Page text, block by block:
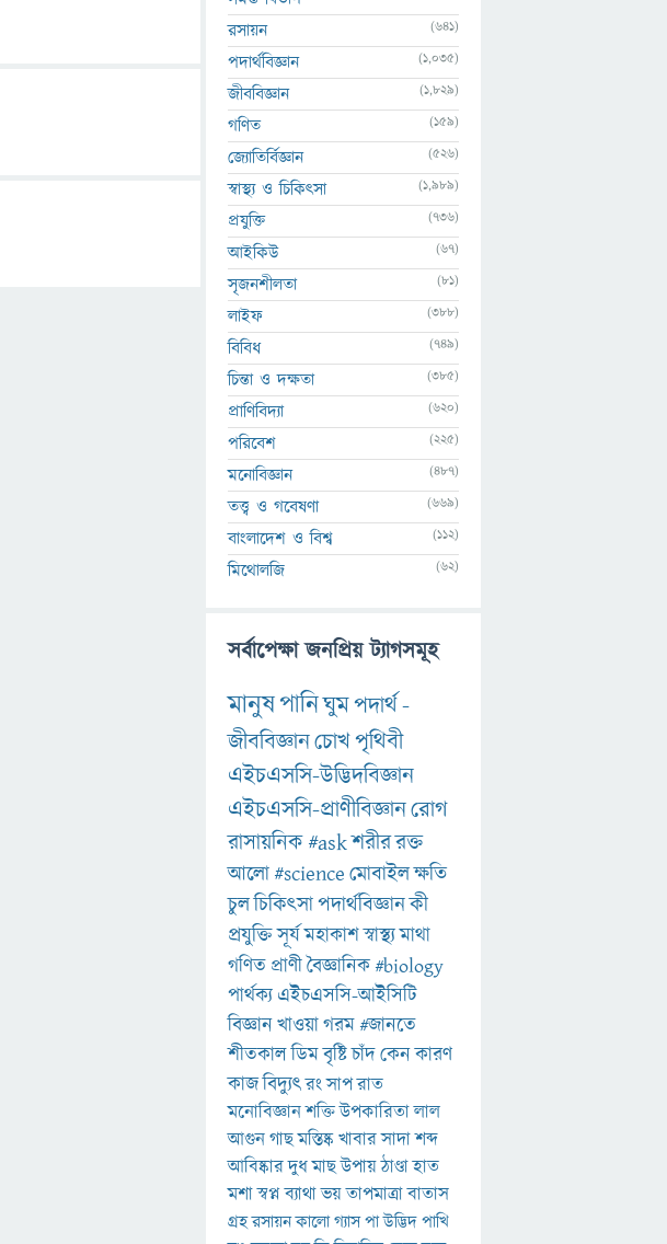
রসায়ন
(641)
পদার্থবিজ্ঞান (1,035)
জীববিজ্ঞান (1,829)
গণিত (159)
জ্যোতির্বিজ্ঞান (526)
স্বাস্থ্য ও চিকিৎসা (1,989)
প্রযুক্তি (736)
আইকিউ (67)
সৃজনশীলতা (81)
লাইফ (388)
বিবিধ (749)
চিন্তা ও দক্ষতা (385)
প্রাণিবিদ্যা (620)
পরিবেশ (225)
মনোবিজ্ঞান (487)
তত্ত্ব ও গবেষণা (669)
বাংলাদেশ ও বিশ্ব (112)
মিথোলজি (62)
সর্বাপেক্ষা জনপ্রিয় ট্যাগসমূহ
মানুষপানিঘুমপদার্থ-
জীববিজ্ঞানচোখপৃথিবী
এইচএসসি-উদ্ভিদবিজ্ঞান
এইচএসসি-প্রাণীবিজ্ঞানরোগ
রাসায়নিক#askশরীররক্ত
আলো#scienceমোবাইলক্ষতি
চুলচিকিৎসাপদার্থবিজ্ঞানকী
প্রযুক্তিসূর্যমহাকাশস্বাস্থ্যমাথা
গণিত প্রাণীবৈজ্ঞানিক#biology
পার্থক্য এইচএসসি-আইসিটি
বিজ্ঞানখাওয়াগরম#জানতে
শীতকালডিমবৃষ্টিচাঁদকেনকারণ
কাজবিদ্যুৎরংসাপরাত
মনোবিজ্ঞানশক্তিউপকারিতালাল
আগুনগাছমস্তিষ্কখাবারসাদাশব্দ
আবিষ্কারদুধমাছউপায়ঠাণ্ডাহাত
মশাস্বপ্নব্যাথাভয়তাপমাত্রাবাতাস
গ্রহরসায়নকালোগ্যাসপাউদ্ভিদপাখি